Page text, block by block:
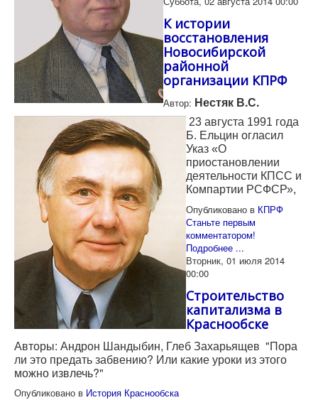
К истории
восстановления
Новосибирской
районной
организации КПРФ
Автор: Нестяк В.С.
23 августа 1991 года
Б. Ельцин огласил
Указ «О
приостановлении
деятельности КПСС и
Компартии РСФСР»,
Опубликовано в КПРФ
Станьте первым
комментатором!
Подробнее ...
Вторник, 01 июля 2014
00:00
Строительство
капитализма в
Краснообске
Авторы: Андрон Шандыбин, Глеб Захарьящев "Пора
ли это предать забвению? Или какие уроки из этого
можно извлечь?"
Опубликовано в История Краснообска